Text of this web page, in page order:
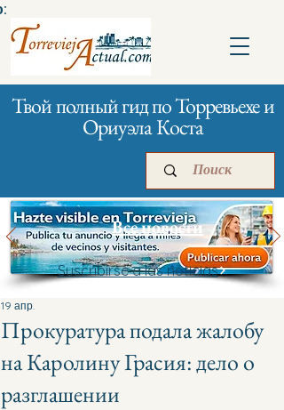
Твой полный гид по Торревьехе и
Ориуэла Коста
Главная Реклама
Все новости
Suscribirse a las noticias
Прокуратура подала жалобу
на Каролину Грасия: дело о
разглашении
19 апр.